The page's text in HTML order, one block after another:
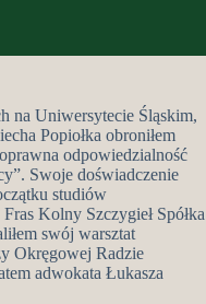
na Uniwersytecie Śląskim,
Popiołka obroniłem
odpowiedzialność
Swoje doświadczenie
studiów
Kolny Szczygieł Spółka
swój warsztat
Okręgowej Radzie
adwokata Łukasza